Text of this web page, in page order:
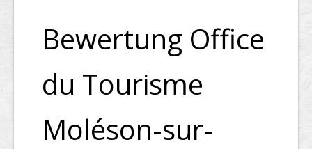
Preise
Bewertung Office
du Tourisme
Moléson-sur-